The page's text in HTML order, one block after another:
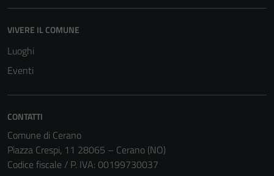
VIVERE IL COMUNE
Luoghi
Eventi
CONTATTI
Comune di Cerano
Piazza Crespi, 11 28065 – Cerano (NO)
Codice fiscale / P. IVA: 00199730037